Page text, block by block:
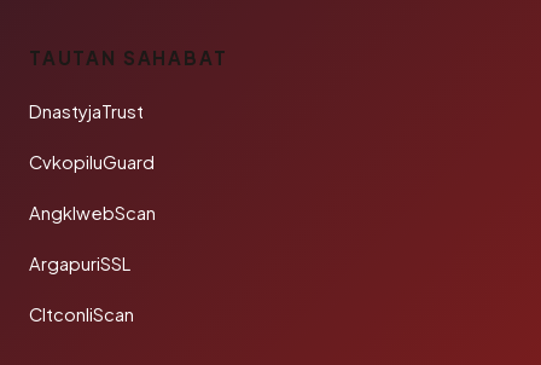
TAUTAN SAHABAT
DnastyjaTrust
CvkopiluGuard
AngklwebScan
ArgapuriSSL
CltconliScan